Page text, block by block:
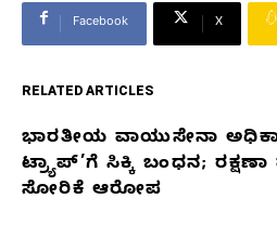
Facebook X
RELATED ARTICLES
RELATED
ARTICLES
ಭಾರತೀಯ ವಾಯುಸೇನಾ
ಟ್ರ್ಯಾಪ್’ಗೆ ಸಿಕ್ಕಿ ಬಂಧನ;
ಸೋರಿಕೆ ಆರೋಪ